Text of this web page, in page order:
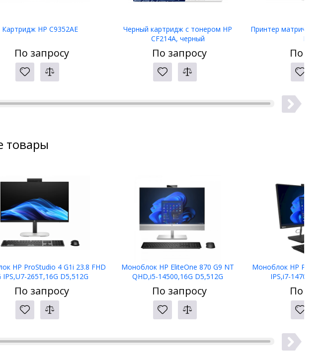
Картридж HP C9352AE
По запросу
Черный картридж с тонером HP
CF214A, черный
По запросу
Принтер матричный
LW-400
По
товары
HP ProStudio 4 G1i 23.8 FHD
IPS,U7-265T,16G D5,512G
KBD+MS
По запросу
Моноблок HP EliteOne 870 G9 NT
QHD,i5-14500,16G D5,512G
SSD,W11P,3yw,655 Wrless
kbd&mse,HAS,WiFi7+BT5.4
По запросу
Моноблок HP ProOne
IPS,i7-14700,16G
SSD,W11P,3Y
По